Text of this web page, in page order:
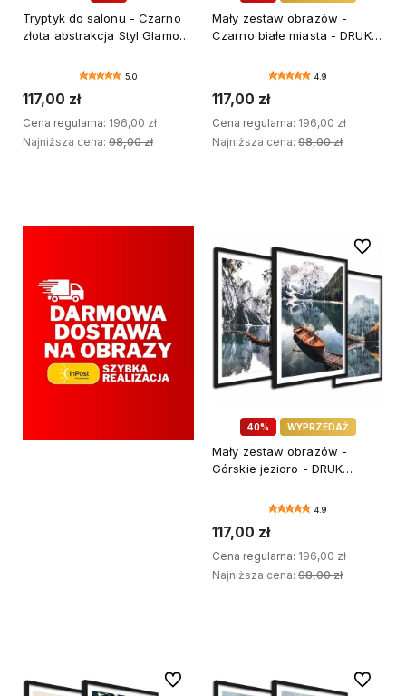
Tryptyk do salonu - Czarno
złota abstrakcja Styl Glamour
5.0
117,00 zł
Cena regularna: 196,00 zł
Najniższa cena: 98,00 zł
Mały zestaw obrazów -
Czarno białe miasta - DRUK
4.9
117,00 zł
Cena regularna: 196,00 zł
Najniższa cena: 98,00 zł
40% WYPRZEDAŻ
Mały zestaw obrazów -
Górskie jezioro - DRUK
4.9
117,00 zł
Cena regularna: 196,00 zł
Najniższa cena: 98,00 zł
Do
Do ulubionych Do